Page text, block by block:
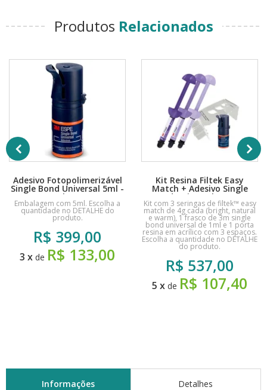
Produtos Relacionados
Adesivo Fotopolimerizável
Single Bond Universal 5ml -
3M Solventum
Embalagem com 5ml. Escolha a
quantidade no DETALHE do
produto.
R$ 399,00
3 x de R$ 133,00
Kit Resina Filtek Easy
Match + Adesivo Single
Bond Universal + Porta
Resinas - Solventum 3M
Kit com 3 seringas de filtek™ easy
match de 4g cada (bright, natural
e warm), 1 frasco de 3m single
bond universal de 1ml e 1 porta
resina em acrílico com 3 espaços.
Escolha a quantidade no DETALHE
do produto.
R$ 537,00
5 x de R$ 107,40
Informações Detalhes